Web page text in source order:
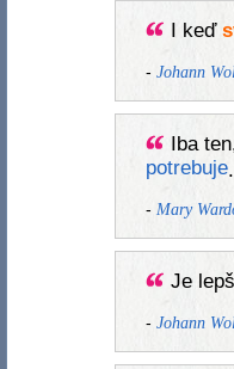
I keď
- Johann
Iba
potrebuje.
- Mary
Je
- Johann